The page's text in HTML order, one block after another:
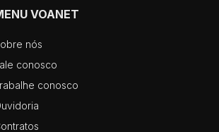
VOANET
nós
conosco
conosco